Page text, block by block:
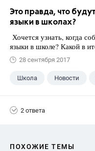
Это правда, что
языки в школах?
Хочется узнать, когда
языки в школе? Какой в
28 сентября 2017
Школа Новости
2 ответа
ПОХОЖИЕ ТЕМЫ